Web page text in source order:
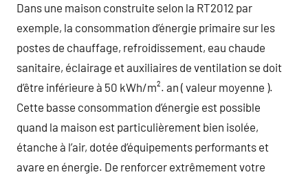
Dans une maison construite selon la RT2012 par
exemple, la consommation d’énergie primaire sur les
postes de chauffage, refroidissement, eau chaude
sanitaire, éclairage et auxiliaires de ventilation se doit
d’être inférieure à 50 kWh/m². an ( valeur moyenne ).
Cette basse consommation d’énergie est possible
quand la maison est particulièrement bien isolée,
étanche à l’air, dotée d’équipements performants et
avare en énergie. De renforcer extrêmement votre